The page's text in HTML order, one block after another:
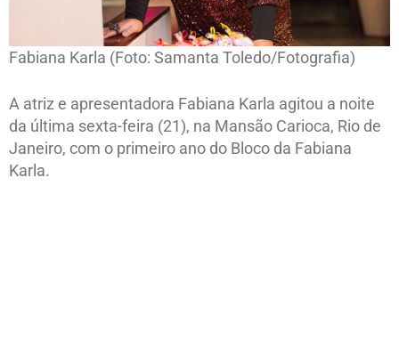
Fabiana Karla (Foto: Samanta Toledo/Fotografia)
A atriz e apresentadora Fabiana Karla agitou a noite
da última sexta-feira (21), na Mansão Carioca, Rio de
Janeiro, com o primeiro ano do Bloco da Fabiana
Karla.